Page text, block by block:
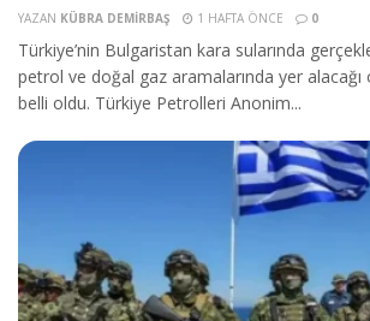
YAZAN KÜBRA DEMIRBAŞ 1 HAFTA ÖNCE 0
Türkiye’nin Bulgaristan kara sularında
petrol ve doğal gaz aramalarında yer alacağı
belli oldu. Türkiye Petrolleri Anonim...